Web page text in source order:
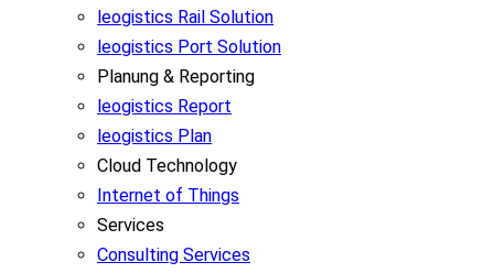
leogistics Rail Solution
leogistics Port Solution
Planung & Reporting
leogistics Report
leogistics Plan
Cloud Technology
Internet of Things
Services
Consulting Services